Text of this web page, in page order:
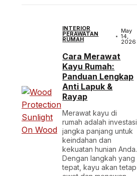
INTERIOR
PERAWATAN
RUMAH
May
14,
2026
Cara Merawat
Kayu Rumah:
Panduan Lengkap
Anti Lapuk &
Rayap
Merawat kayu di
rumah adalah investasi
jangka panjang untuk
keindahan dan
kekuatan hunian Anda.
Dengan langkah yang
tepat, kayu akan tetap